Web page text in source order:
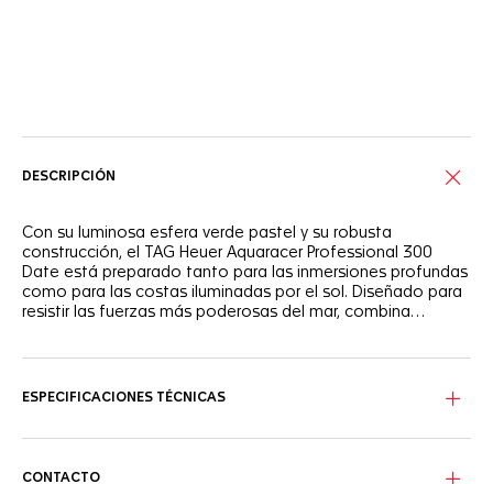
DESCRIPCIÓN
Con su luminosa esfera verde pastel y su robusta
construcción, el TAG Heuer Aquaracer Professional 300
Date está preparado tanto para las inmersiones profundas
como para las costas iluminadas por el sol. Diseñado para
resistir las fuerzas más poderosas del mar, combina
vibrantes tonos de las aguas tropicales. Los ocho índices
ESPECIFICACIONES TÉCNICAS
CONTACTO